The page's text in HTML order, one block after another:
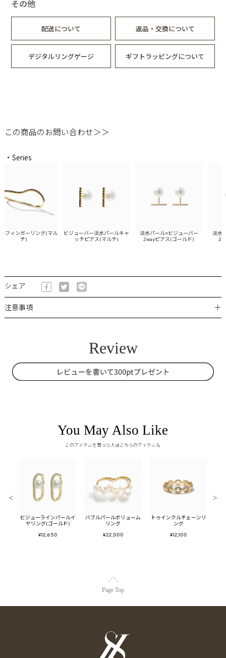
その他
配送について 返品・交換について
デジタルリングゲージ ギフトラッピングについて
この商品のお問い合わせ＞＞
・Series
ィンガーリング(マル
チ)
ビジューバー淡水パールキャ
ッチピアス(マルチ)
淡水パール×ビジューバー
2wayピアス(ゴールド)
淡水パ
シェア
注意事項 ＋
You May Also Like
このアイテムを買った人はこちらのアイテムも
ビジューラインパールイ
ヤリング(ゴールド)
¥12,650
バブルパールボリューム
リング
¥22,000
トゥインクルチェーンリ
ング
¥12,100
＜ ＞
Page Top